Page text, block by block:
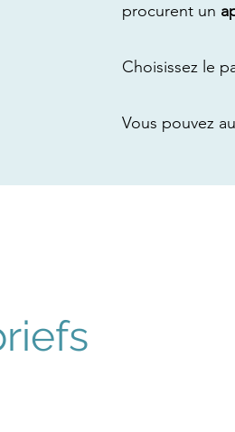
procurent un
Choisissez le
Vous pouvez